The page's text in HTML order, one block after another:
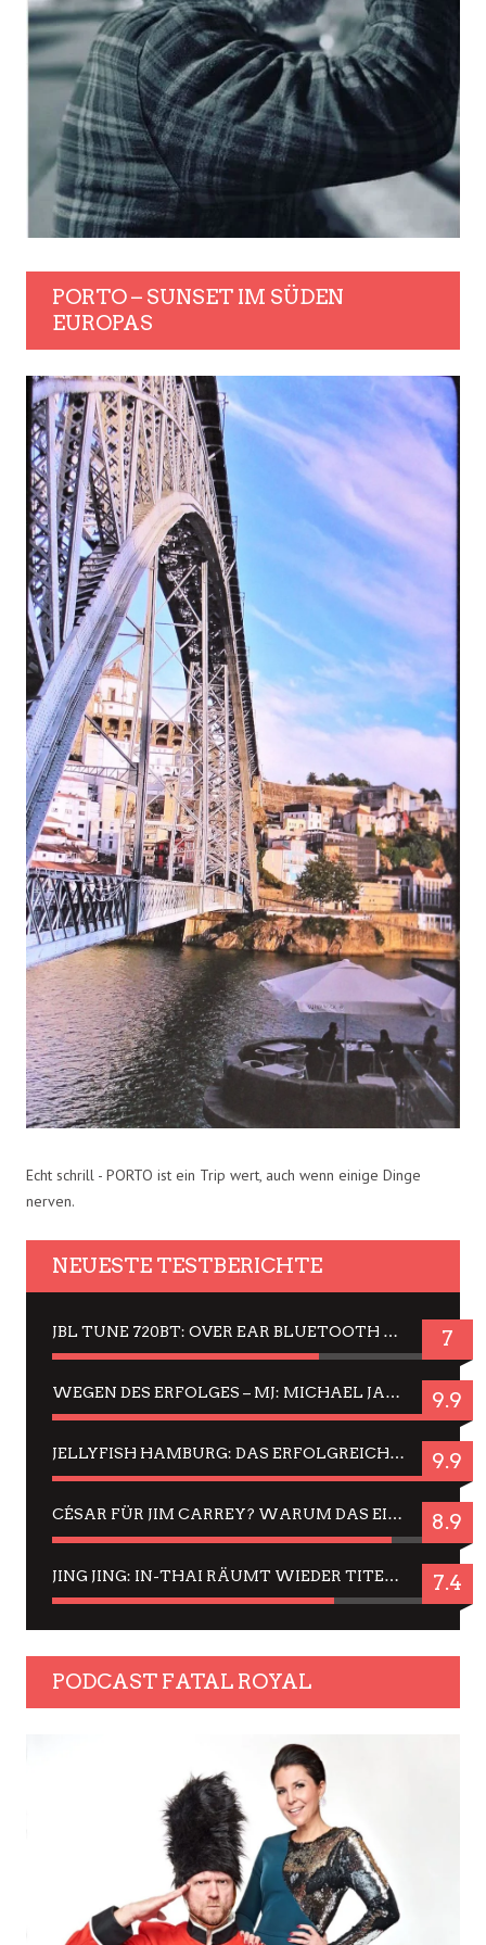
PORTO – SUNSET IM SÜDEN
EUROPAS
Echt schrill - PORTO ist ein Trip wert, auch wenn einige Dinge
nerven.
NEUESTE TESTBERICHTE
JBL TUNE 720BT: OVER EAR BLUETOOTH KOPFHÖRER UM DIE 50,-€ IM DAUER-TEST 7
WEGEN DES ERFOLGES – MJ: MICHAEL JACKSON MUSICAL IN EINER MATINEE SEHEN 9.9
JELLYFISH HAMBURG: DAS ERFOLGREICHE SOMMER-MENÜ 2025 IN GEFÜHLEN UND BILDERN 9.9
CÉSAR FÜR JIM CARREY? WARUM DAS EINER DER NERVIGSTEN ACTORS IST UND BLEIBT 8.9
JING JING: IN-THAI RÄUMT WIEDER TITEL AB – EIN ZWEI-STUNDEN-ERLEBNISBERICHT 7.4
PODCAST FATAL ROYAL